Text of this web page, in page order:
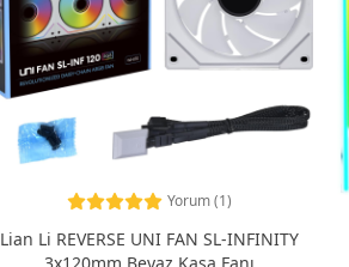
Yorum (1)
Lian Li REVERSE UNI FAN SL-INFINITY